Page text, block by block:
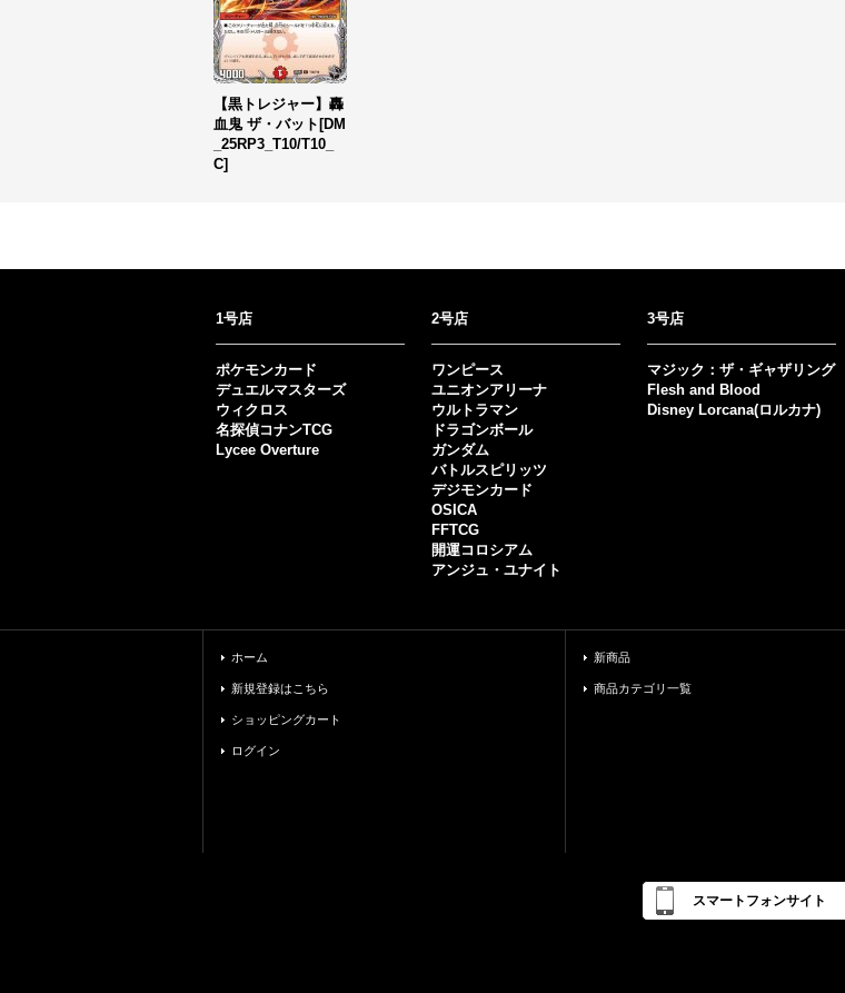
【黒トレジャー】轟
血鬼 ザ・バット[DM
_25RP3_T10/T10_
C]
1号店
ポケモンカード
デュエルマスターズ
ウィクロス
名探偵コナンTCG
Lycee Overture
2号店
ワンピース
ユニオンアリーナ
ウルトラマン
ドラゴンボール
ガンダム
バトルスピリッツ
デジモンカード
OSICA
FFTCG
開運コロシアム
アンジュ・ユナイト
3号店
マジック：ザ・ギャザリング
Flesh and Blood
Disney Lorcana(ロルカナ)
ホーム
新規登録はこちら
ショッピングカート
ログイン
新商品
商品カテゴリ一覧
スマートフォンサイト